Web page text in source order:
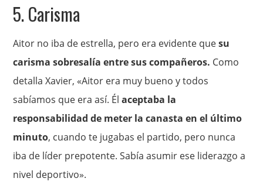
5. Carisma
Aitor no iba de estrella, pero era evidente quesu
carisma sobresalía entre sus compañeros. Como
detalla Xavier, «Aitor era muy bueno y todos
sabíamos que era así. Élaceptaba la
responsabilidad de meter la canasta en el último
minuto, cuando te jugabas el partido, pero nunca
iba de líder prepotente. Sabía asumir ese liderazgo a
nivel deportivo».